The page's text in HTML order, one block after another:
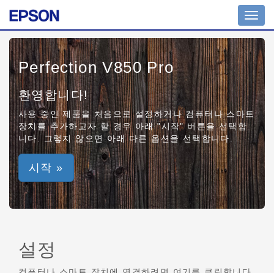
Perfection V850 Pro
환영합니다!
사용 중인 제품을 처음으로 설정하거나 컴퓨터나 스마트
장치를 추가하고자 할 경우 아래 "시작" 버튼을 선택합
니다. 그렇지 않으면 아래 다른 옵션을 선택합니다.
시작 »
설정